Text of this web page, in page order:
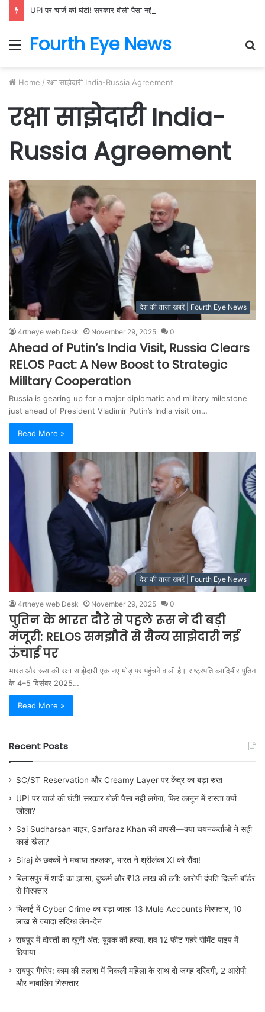
Menu
Fourth Eye News
Home / रक्षा साझेदारी India-Russia Agreement
रक्षा साझेदारी India-
Russia Agreement
देश की ताज़ा खबरें | Fourth Eye News
4rtheye web Desk November 29, 2025 0
Ahead of Putin’s India Visit, Russia Clears
RELOS Pact: A New Boost to Strategic
Military Cooperation
Russia is gearing up for a major diplomatic and military milestone
just ahead of President Vladimir Putin’s India visit on…
Read More »
देश की ताज़ा खबरें | Fourth Eye News
4rtheye web Desk November 29, 2025 0
पुतिन के भारत दौरे से पहले रूस ने दी बड़ी
मंजूरी: RELOS समझौते से सैन्य साझेदारी नई
ऊंचाई पर
भारत और रूस की रक्षा साझेदारी एक नए मोड़ पर पहुंचने वाली है। राष्ट्रपति व्लादिमीर पुतिन
के 4–5 दिसंबर 2025…
Read More »
Recent Posts
SC/ST Reservation और Creamy Layer पर केंद्र का बड़ा रुख
UPI पर चार्ज की घंटी! सरकार बोली पैसा नहीं लगेगा, फिर कानून में रास्ता क्यों
खोला?
Sai Sudharsan बाहर, Sarfaraz Khan की वापसी—क्या चयनकर्ताओं ने सही
कार्ड खेला?
Siraj के छक्कों ने मचाया तहलका, भारत ने श्रीलंका XI को रौंदा!
बिलासपुर में शादी का झांसा, दुष्कर्म और ₹13 लाख की ठगी: आरोपी दंपति दिल्ली बॉर्डर
से गिरफ्तार
भिलाई में Cyber Crime का बड़ा जाल: 13 Mule Accounts गिरफ्तार, 10
लाख से ज्यादा संदिग्ध लेन-देन
रायपुर में दोस्ती का खूनी अंत: युवक की हत्या, शव 12 फीट गहरे सीमेंट पाइप में
छिपाया
रायपुर गैंगरेप: काम की तलाश में निकली महिला के साथ दो जगह दरिंदगी, 2 आरोपी
और नाबालिग गिरफ्तार